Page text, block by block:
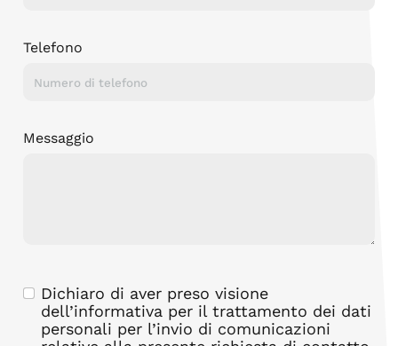
Telefono
Messaggio
Dichiaro di aver preso visione
dell’informativa per il trattamento dei dati
personali per l’invio di comunicazioni